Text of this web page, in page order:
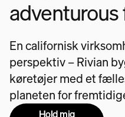
adventurous
En californisk
perspektiv – Rivian
køretøjer med et
planeten for
Hold mig